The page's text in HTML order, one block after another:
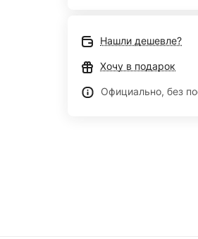
Нашли дешевле?
Хочу в подарок
Официально, без